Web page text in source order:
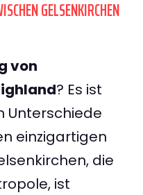
GELSENKIRCHEN
von
? Es ist
Unterschiede
einzigartigen
die
ist